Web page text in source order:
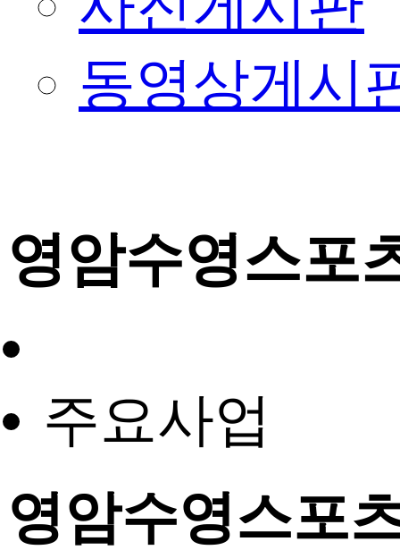
동영상게시
영암수영스포
주요사업
영암수영스포